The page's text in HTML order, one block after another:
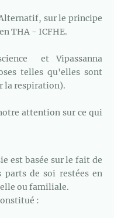
sur le principe
THA - ICFHE.
et Vipassanna
telles qu'elles sont
la respiration).
attention sur ce qui
est basée sur le fait de
de soi restées en
ou familiale.
: